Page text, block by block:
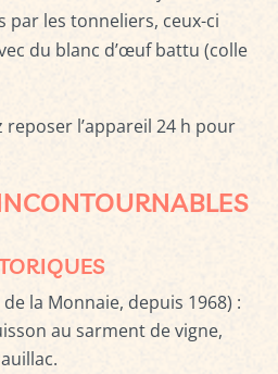
par les tonneliers, ceux-ci
du blanc d’œuf battu (colle
reposer l’appareil 24 h pour
la Monnaie, depuis 1968) :
au sarment de vigne,